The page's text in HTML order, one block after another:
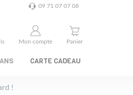
09 71 07 07 08
Mon compte Panier
CARTE CADEAU
!